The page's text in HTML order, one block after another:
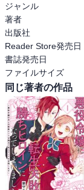
ジャンル
著者
出版社
Reader Store発売日
書誌発売日
ファイルサイズ
同じ著者の作品